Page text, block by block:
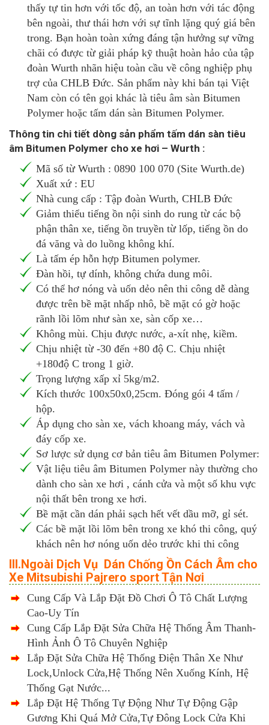
thấy tự tin hơn với tốc độ, an toàn hơn với tác động
bên ngoài, thư thái hơn với sự tĩnh lặng quý giá bên
trong. Bạn hoàn toàn xứng đáng tận hưởng sự vững
chãi có được từ giải pháp kỹ thuật hoàn hảo của tập
đoàn Wurth nhãn hiệu toàn cầu về công nghiệp phụ
trợ của CHLB Đức. Sản phẩm này khi bán tại Việt
Nam còn có tên gọi khác là tiêu âm sàn Bitumen
Polymer hoặc tấm dán sàn Bitumen Polymer.
Thông tin chi tiết dòng sản phẩm tấm dán sàn tiêu
âm Bitumen Polymer cho xe hơi – Wurth :
Mã số từ Wurth : 0890 100 070 (Site Wurth.de)
Xuất xứ : EU
Nhà cung cấp : Tập đoàn Wurth, CHLB Đức
Giảm thiểu tiếng ồn nội sinh do rung từ các bộ
phận thân xe, tiếng ồn truyền từ lốp, tiếng ồn do
đá văng và do luồng không khí.
Là tấm ép hỗn hợp Bitumen polymer.
Đàn hồi, tự dính, không chứa dung môi.
Có thể hơ nóng và uốn dẻo nên thi công dễ dàng
được trên bề mặt nhấp nhô, bề mặt có gờ hoặc
rãnh lồi lõm như sàn xe, sàn cốp xe…
Không mùi. Chịu được nước, a-xít nhẹ, kiềm.
Chịu nhiệt từ -30 đến +80 độ C. Chịu nhiệt
+180độ C trong 1 giờ.
Trọng lượng xấp xỉ 5kg/m2.
Kích thước 100x50x0,25cm. Đóng gói 4 tấm /
hộp.
Áp dụng cho sàn xe, vách khoang máy, vách và
đáy cốp xe.
Sơ lược sử dụng cơ bản tiêu âm Bitumen Polymer:
Vật liệu tiêu âm Bitumen Polymer này thường cho
dành cho sàn xe hơi , cánh cửa và một số khu vực
nội thất bên trong xe hơi.
Bề mặt cần dán phải sạch hết vết dầu mỡ, gỉ sét.
Các bề mặt lồi lõm bên trong xe khó thi công, quý
khách nên hơ nóng uốn dẻo trước khi thi công
III.Ngoài Dịch Vụ Dán Chống Ồn Cách Âm cho
Xe Mitsubishi Pajrero sport Tận Nơi
Cung Cấp Và Lắp Đặt Đồ Chơi Ô Tô Chất Lượng
Cao-Uy Tín
Cung Cấp Lắp Đặt Sửa Chữa Hệ Thống Âm Thanh-
Hình Ảnh Ô Tô Chuyên Nghiệp
Lắp Đặt Sửa Chữa Hệ Thống Điện Thân Xe Như
Lock,Unlock Cửa,Hệ Thống Nên Xuống Kính, Hệ
Thống Gạt Nước...
Lắp Đặt Hệ Thống Tự Động Như Tự Động Gập
Gương Khi Quá Mở Cửa,Tự Đông Lock Cửa Khi